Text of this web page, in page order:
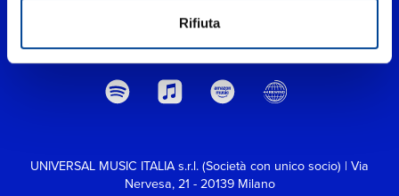
Rifiuta
UNIVERSAL MUSIC ITALIA s.r.l. (Società con unico socio) | Via
Nervesa, 21 - 20139 Milano